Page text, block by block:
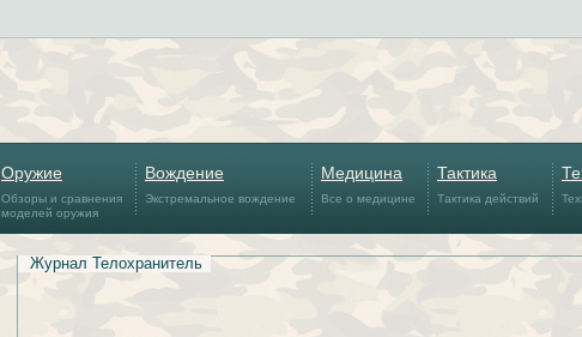
Оружие
Обзоры и сравнения
моделей оружия
Вождение
Экстремальное вождение
Медицина
Все о медицине
Тактика
Тактика действий
Журнал Телохранитель